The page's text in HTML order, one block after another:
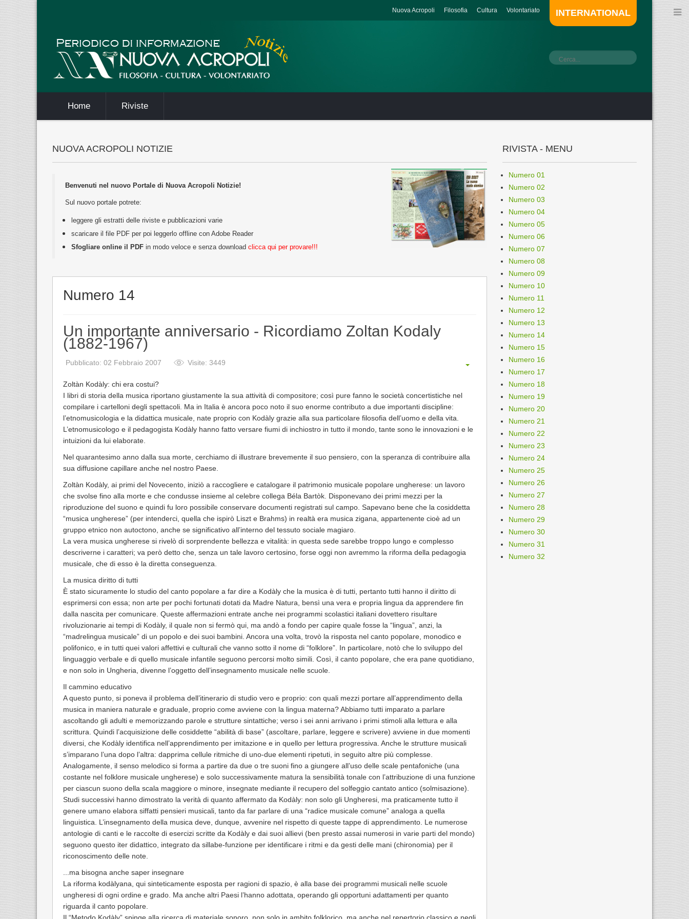
INTERNATIONAL
Nuova Acropoli Filosofia Cultura Volontariato
Home Riviste
NUOVA ACROPOLI NOTIZIE
Benvenuti nel nuovo Portale di Nuova Acropoli Notizie!
Sul nuovo portale potrete:
leggere gli estratti delle riviste e pubblicazioni varie
scaricare il file PDF per poi leggerlo offline con Adobe Reader
Sfogliare online il PDF in modo veloce e senza download clicca qui per provare!!!
Numero 14
Un importante anniversario - Ricordiamo Zoltan Kodaly
(1882-1967)
Pubblicato: 02 Febbraio 2007 Visite: 3449
Zoltàn Kodàly: chi era costui?
I libri di storia della musica riportano giustamente la sua attività di compositore; così pure fanno le società concertistiche nel
compilare i cartelloni degli spettacoli. Ma in Italia è ancora poco noto il suo enorme contributo a due importanti discipline:
l’etnomusicologia e la didattica musicale, nate proprio con Kodàly grazie alla sua particolare filosofia dell’uomo e della vita.
L’etnomusicologo e il pedagogista Kodàly hanno fatto versare fiumi di inchiostro in tutto il mondo, tante sono le innovazioni e le
intuizioni da lui elaborate.
Nel quarantesimo anno dalla sua morte, cerchiamo di illustrare brevemente il suo pensiero, con la speranza di contribuire alla
sua diffusione capillare anche nel nostro Paese.
Zoltàn Kodàly, ai primi del Novecento, iniziò a raccogliere e catalogare il patrimonio musicale popolare ungherese: un lavoro
che svolse fino alla morte e che condusse insieme al celebre collega Béla Bartòk. Disponevano dei primi mezzi per la
riproduzione del suono e quindi fu loro possibile conservare documenti registrati sul campo. Sapevano bene che la cosiddetta
“musica ungherese” (per intenderci, quella che ispirò Liszt e Brahms) in realtà era musica zigana, appartenente cioè ad un
gruppo etnico non autoctono, anche se significativo all’interno del tessuto sociale magiaro.
La vera musica ungherese si rivelò di sorprendente bellezza e vitalità: in questa sede sarebbe troppo lungo e complesso
descriverne i caratteri; va però detto che, senza un tale lavoro certosino, forse oggi non avremmo la riforma della pedagogia
musicale, che di esso è la diretta conseguenza.
La musica diritto di tutti
È stato sicuramente lo studio del canto popolare a far dire a Kodàly che la musica è di tutti, pertanto tutti hanno il diritto di
esprimersi con essa; non arte per pochi fortunati dotati da Madre Natura, bensì una vera e propria lingua da apprendere fin
dalla nascita per comunicare. Queste affermazioni entrate anche nei programmi scolastici italiani dovettero risultare
rivoluzionarie ai tempi di Kodàly, il quale non si fermò qui, ma andò a fondo per capire quale fosse la “lingua”, anzi, la
“madrelingua musicale” di un popolo e dei suoi bambini. Ancora una volta, trovò la risposta nel canto popolare, monodico e
polifonico, e in tutti quei valori affettivi e culturali che vanno sotto il nome di “folklore”. In particolare, notò che lo sviluppo del
linguaggio verbale e di quello musicale infantile seguono percorsi molto simili. Così, il canto popolare, che era pane quotidiano,
e non solo in Ungheria, divenne l’oggetto dell’insegnamento musicale nelle scuole.
Il cammino educativo
A questo punto, si poneva il problema dell’itinerario di studio vero e proprio: con quali mezzi portare all’apprendimento della
musica in maniera naturale e graduale, proprio come avviene con la lingua materna? Abbiamo tutti imparato a parlare
ascoltando gli adulti e memorizzando parole e strutture sintattiche; verso i sei anni arrivano i primi stimoli alla lettura e alla
scrittura. Quindi l’acquisizione delle cosiddette “abilità di base” (ascoltare, parlare, leggere e scrivere) avviene in due momenti
diversi, che Kodàly identifica nell’apprendimento per imitazione e in quello per lettura progressiva. Anche le strutture musicali
s’imparano l’una dopo l’altra: dapprima cellule ritmiche di uno-due elementi ripetuti, in seguito altre più complesse.
Analogamente, il senso melodico si forma a partire da due o tre suoni fino a giungere all’uso delle scale pentafoniche (una
costante nel folklore musicale ungherese) e solo successivamente matura la sensibilità tonale con l’attribuzione di una funzione
per ciascun suono della scala maggiore o minore, insegnate mediante il recupero del solfeggio cantato antico (solmisazione).
Studi successivi hanno dimostrato la verità di quanto affermato da Kodàly: non solo gli Ungheresi, ma praticamente tutto il
genere umano elabora siffatti pensieri musicali, tanto da far parlare di una “radice musicale comune” analoga a quella
linguistica. L’insegnamento della musica deve, dunque, avvenire nel rispetto di queste tappe di apprendimento. Le numerose
antologie di canti e le raccolte di esercizi scritte da Kodàly e dai suoi allievi (ben presto assai numerosi in varie parti del mondo)
seguono questo iter didattico, integrato da sillabe-funzione per identificare i ritmi e da gesti delle mani (chironomia) per il
riconoscimento delle note.
...ma bisogna anche saper insegnare
La riforma kodàlyana, qui sinteticamente esposta per ragioni di spazio, è alla base dei programmi musicali nelle scuole
ungheresi di ogni ordine e grado. Ma anche altri Paesi l’hanno adottata, operando gli opportuni adattamenti per quanto
riguarda il canto popolare.
RIVISTA - MENU
Numero 01
Numero 02
Numero 03
Numero 04
Numero 05
Numero 06
Numero 07
Numero 08
Numero 09
Numero 10
Numero 11
Numero 12
Numero 13
Numero 14
Numero 15
Numero 16
Numero 17
Numero 18
Numero 19
Numero 20
Numero 21
Numero 22
Numero 23
Numero 24
Numero 25
Numero 26
Numero 27
Numero 28
Numero 29
Numero 30
Numero 31
Numero 32